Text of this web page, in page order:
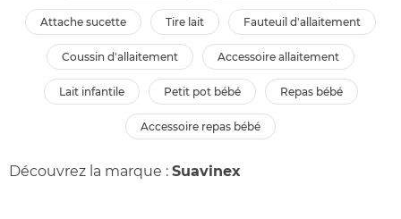
attache sucette tire lait fauteuil d'allaitement
coussin d'allaitement accessoire allaitement
lait infantile petit pot bébé repas bébé
accessoire repas bébé
Découvrez la marque : Suavinex